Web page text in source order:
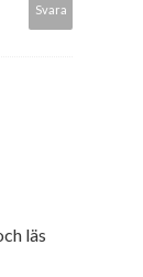
Svara
läs